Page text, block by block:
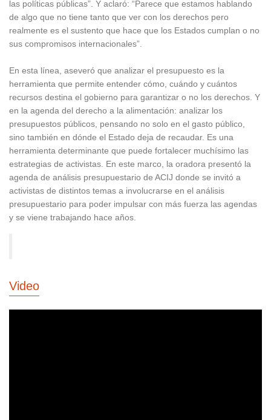
las políticas públicas”. Y aclaró: “Parece que estamos hablando
de algo que no tiene tanto que ver con los derechos pero
realmente es el sustento que hace que los Estados cumplan o no
sus compromisos internacionales”.
En esta línea, aseveró que analizar el presupuesto es la
herramienta que permite entender cómo, cuándo y cuántos
recursos destina el gobierno para garantizar o no los derechos. Y
en la agenda del derecho a la alimentación: analizar los
presupuestos públicos, pensando no solo en el gasto público,
sino también en dónde el Estado deja de recaudar. Es una
herramienta determinante que puede fortalecer muchísimo las
estrategias de activistas. En este marco, la oradora presentó la
agenda de análisis presupuestario de ACIJ donde se invitó a
activistas de distintos temas a involucrarse en el análisis
presupuestario para poder impulsar con más fuerza las agendas
y se viene trabajando hace años.
Video